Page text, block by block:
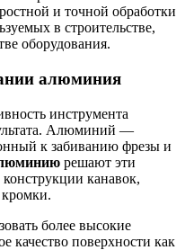
и точной обработки
в строительстве,
оборудования.
алюминия
инструмента
Алюминий —
к забиванию фрезы и
решают эти
канавок,
более высокие
качество поверхности как